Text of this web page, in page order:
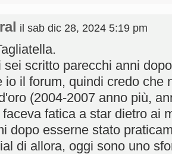
il sab dic 28, 2024 5:19 pm
sei scritto parecchi anni
io il forum, quindi credo che
(2004-2007 anno più,
fatica a star dietro ai
dopo esserne stato
di allora, oggi sono uno